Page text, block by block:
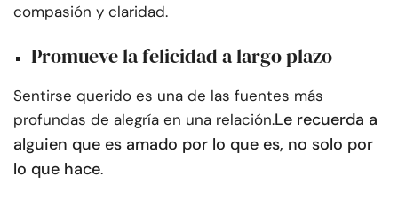
compasión y claridad.
Promueve la felicidad a largo plazo
Sentirse querido es una de las fuentes más
profundas de alegría en una relación.Le recuerda a
alguien que es amado por lo que es, no solo por
lo que hace.